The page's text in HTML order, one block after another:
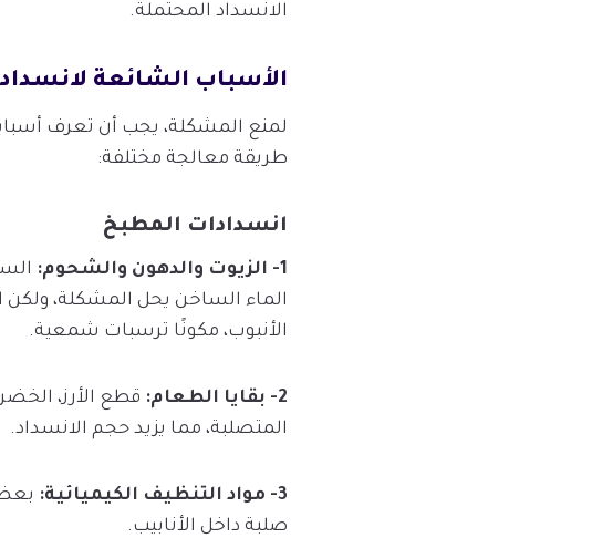
الانسداد المحتملة.
الأسباب الشائعة
لمنع المشكلة، يجب أن تعرف
طريقة معالجة مختلفة:
انسدادات المطبخ
1- الزيوت والدهون والشحوم:
الماء الساخن يحل المشكلة، ولكن
الأنبوب، مكونًا ترسبات شمعية.
2- بقايا الطعام:
قطع الأرز،
المتصلبة، مما يزيد حجم الانسداد.
3- مواد التنظيف الكيميائية:
صلبة داخل الأنابيب.